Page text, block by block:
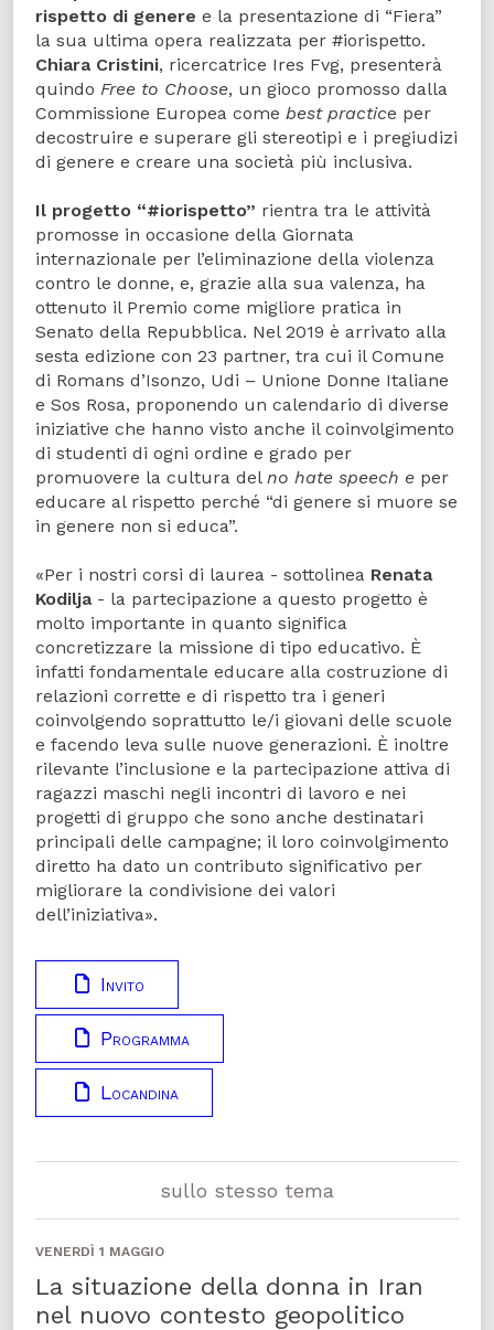
rispetto di genere e la presentazione di “Fiera”
la sua ultima opera realizzata per #iorispetto.
Chiara Cristini, ricercatrice Ires Fvg, presenterà
quindo Free to Choose, un gioco promosso dalla
Commissione Europea come best practice per
decostruire e superare gli stereotipi e i pregiudizi
di genere e creare una società più inclusiva.
Il progetto “#iorispetto” rientra tra le attività
promosse in occasione della Giornata
internazionale per l’eliminazione della violenza
contro le donne, e, grazie alla sua valenza, ha
ottenuto il Premio come migliore pratica in
Senato della Repubblica. Nel 2019 è arrivato alla
sesta edizione con 23 partner, tra cui il Comune
di Romans d’Isonzo, Udi – Unione Donne Italiane
e Sos Rosa, proponendo un calendario di diverse
iniziative che hanno visto anche il coinvolgimento
di studenti di ogni ordine e grado per
promuovere la cultura del no hate speech e per
educare al rispetto perché “di genere si muore se
in genere non si educa”.
«Per i nostri corsi di laurea - sottolinea Renata
Kodilja- la partecipazione a questo progetto è
molto importante in quanto significa
concretizzare la missione di tipo educativo. È
infatti fondamentale educare alla costruzione di
relazioni corrette e di rispetto tra i generi
coinvolgendo soprattutto le/i giovani delle scuole
e facendo leva sulle nuove generazioni. È inoltre
rilevante l’inclusione e la partecipazione attiva di
ragazzi maschi negli incontri di lavoro e nei
progetti di gruppo che sono anche destinatari
principali delle campagne; il loro coinvolgimento
diretto ha dato un contributo significativo per
migliorare la condivisione dei valori
dell’iniziativa».
Invito
Programma
Locandina
sullo stesso tema
VENERDÌ 1 MAGGIO
La situazione della donna in Iran
nel nuovo contesto geopolitico